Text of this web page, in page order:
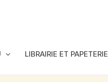
LIBRAIRIE ET PAPETERIE